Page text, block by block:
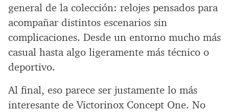
general de la colección: relojes pensados para
acompañar distintos escenarios sin
complicaciones. Desde un entorno mucho más
casual hasta algo ligeramente más técnico o
deportivo.
Al final, eso parece ser justamente lo más
interesante de Victorinox Concept One. No